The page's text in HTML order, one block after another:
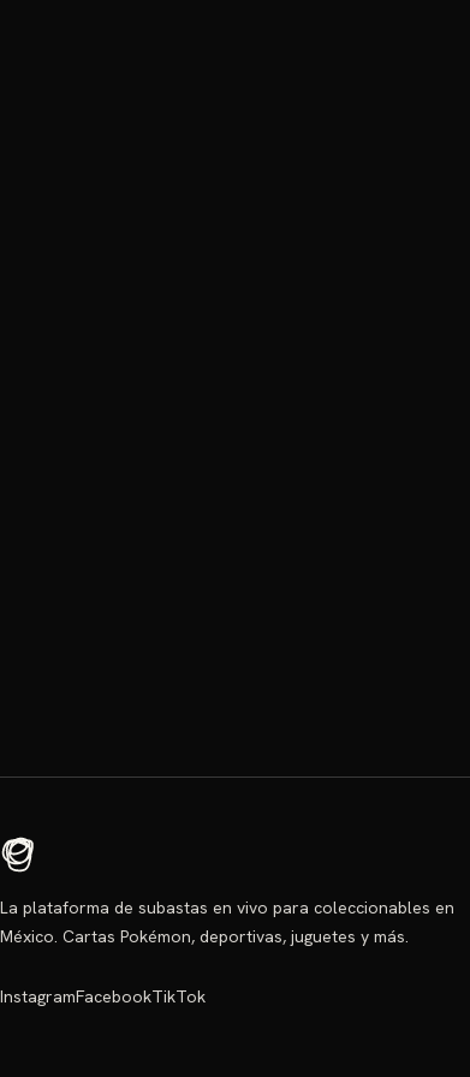
La plataforma de subastas en vivo para coleccionables en
México. Cartas Pokémon, deportivas, juguetes y más.
InstagramFacebookTikTok